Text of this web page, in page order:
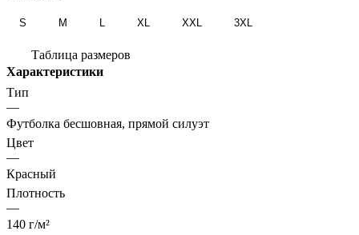
S M XL XXL 3XL
Таблица размеров
Характеристики
Тип
—
Футболка бесшовная, прямой силуэт
Цвет
—
Красный
Плотность
—
140 г/м²